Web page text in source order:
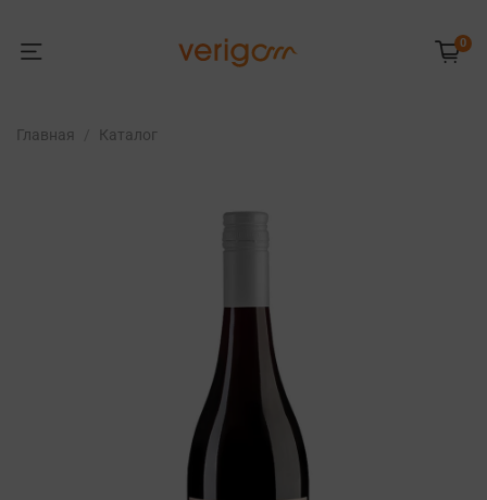
0
Главная Каталог